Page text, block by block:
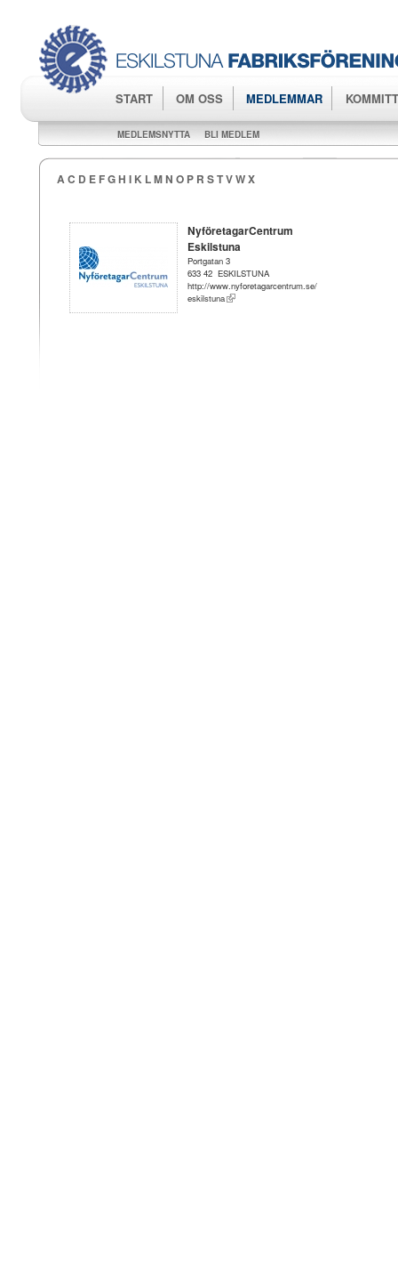
START OM OSS MEDLEMMAR
MEDLEMSNYTTA BLI MEDLEM
AC D E FGH I K LMN O P R STVWX
NyföretagarCentrum
Eskilstuna
Portgatan 3
633 42 ESKILSTUNA
http://www.nyforetagarcentrum.se/
eskilstuna